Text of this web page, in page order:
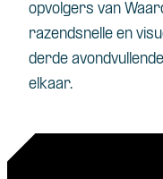
opvolgers van
razendsnelle en
derde
elkaar.